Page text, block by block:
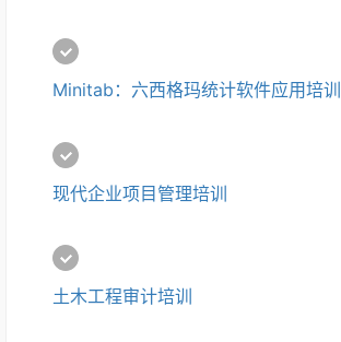
Minitab：六西格玛统计软件应用培训
现代企业项目管理培训
土木工程审计培训